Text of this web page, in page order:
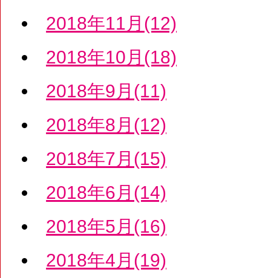
2018年11月(12)
2018年10月(18)
2018年9月(11)
2018年8月(12)
2018年7月(15)
2018年6月(14)
2018年5月(16)
2018年4月(19)